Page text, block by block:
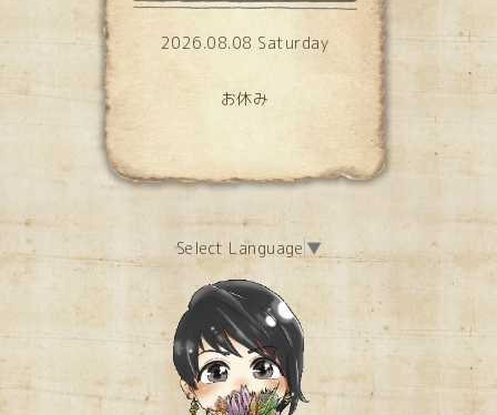
2026.08.08 Saturday
お休み
Select Language ▼